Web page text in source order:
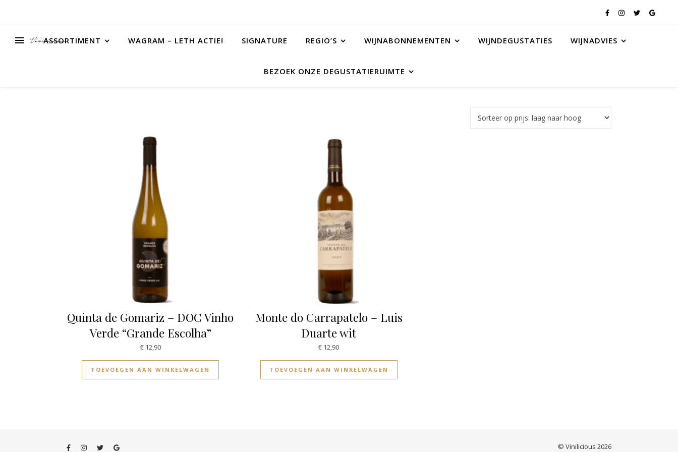
ASSORTIMENT WAGRAM – LETH ACTIE! SIGNATURE REGIO’S WIJNABONNEMENTEN WIJNDEGUSTATIES WIJNADVIES
BEZOEK ONZE DEGUSTATIERUIMTE
Quinta de Gomariz – DOC Vinho
Verde “Grande Escolha”
€12,90
TOEVOEGEN AAN WINKELWAGEN
Monte do Carrapatelo – Luis
Duarte wit
€ 12,90
TOEVOEGEN AAN WINKELWAGEN
© Vinilicious 2026